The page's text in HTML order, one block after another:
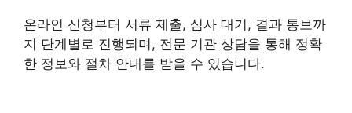
온라인 신청부터 서류 제출, 심사 대기, 결과 통보까
지 단계별로 진행되며, 전문 기관 상담을 통해 정확
한 정보와 절차 안내를 받을 수 있습니다.